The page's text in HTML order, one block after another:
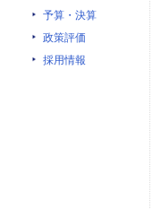
予算・決算
政策評価
採用情報